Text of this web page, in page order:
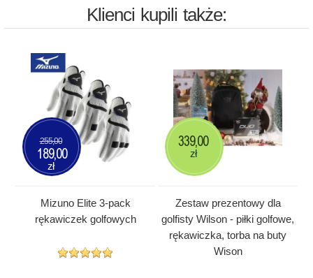
Klienci kupili także:
Mizuno Elite 3-pack
rękawiczek golfowych
255,00
189,00
zł
Zestaw prezentowy dla
golfisty Wilson - piłki golfowe,
rękawiczka, torba na buty
Wison
339,00
zł